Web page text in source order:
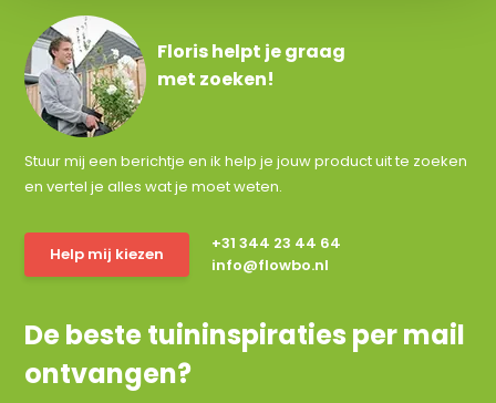
Floris helpt je graag
met zoeken!
Stuur mij een berichtje en ik help je jouw product uit te zoeken
en vertel je alles wat je moet weten.
Help mij kiezen
+31 344 23 44 64
info@flowbo.nl
De beste tuininspiraties per mail
ontvangen?